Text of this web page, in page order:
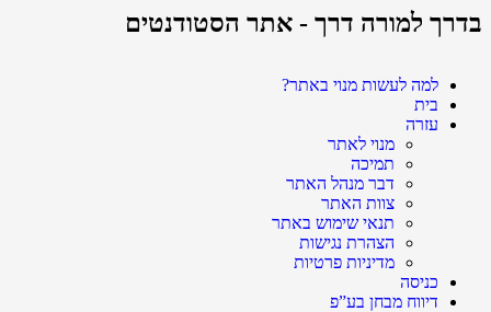
בדרך למורה דרך - אתר הסטודנטים
למה לעשות מנוי באתר?
בית
עזרה
מנוי לאתר
תמיכה
דבר מנהל האתר
צוות האתר
תנאי שימוש באתר
הצהרת נגישות
מדיניות פרטיות
כניסה
דיווח מבחן בע”פ